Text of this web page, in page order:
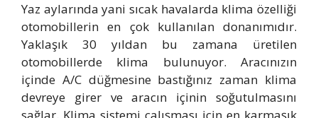
Yaz aylarında yani sıcak havalarda klima özelliği
otomobillerin en çok kullanılan donanımıdır.
Yaklaşık 30 yıldan bu zamana üretilen
otomobillerde klima bulunuyor. Aracınızın
içinde A/C düğmesine bastığınız zaman klima
devreye girer ve aracın içinin soğutulmasını